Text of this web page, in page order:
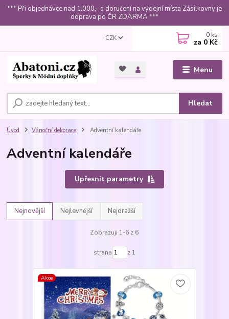
*** Při objednávce nad 1.000,- a doručení na výdejní místa Zásilkovny je
doprava po ČR ZDARMA ***
Menu
CZK
Hledat
0 ks
za 0 Kč
Úvod Vánoční dekorace Adventní kalendáře
Adventní kalendáře
Upřesnit parametry
Nejnovější Nejlevnější Nejdražší
Zobrazuji 1-6 z 6
strana z 1
Akce